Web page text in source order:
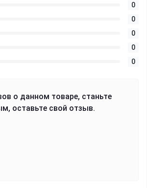
0
0
0
0
0
о данном товаре, станьте
оставьте свой отзыв.